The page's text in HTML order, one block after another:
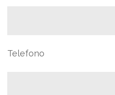
Telefono